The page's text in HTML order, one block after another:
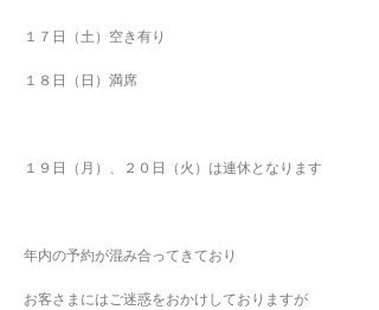
１７日（土）空き有り
１８日（日）満席
１９日（月）、２０日（火）は連休となります
年内の予約が混み合ってきており
お客さまにはご迷惑をおかけしておりますが